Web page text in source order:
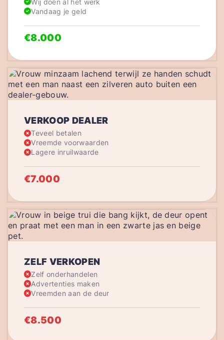
VERKOOP DEALER
Teveel betalen
Vreemde voorwaarden
Lagere inruilwaarde
€7.000
Vandaag je geld
€8.000
ZELF VERKOPEN
Zelf onderhandelen
Advertenties maken
Vreemden aan de deur
€8.500